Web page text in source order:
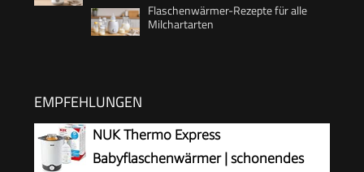
Flaschenwärmer-Rezepte für alle
Milchartarten
EMPFEHLUNGEN
NUK Thermo Express
Babyflaschenwärmer | schonendes